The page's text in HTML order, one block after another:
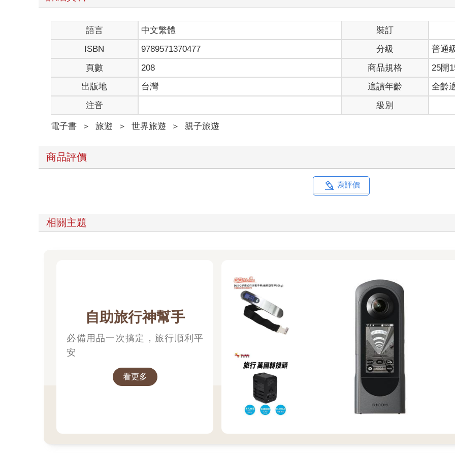
語言 中文繁體
裝訂
ISBN
9789571370477 分級
普通
頁數
208 商品規格
25開
出版地
台灣 適讀年齡
全齡
注音
級別
電子書 ＞ 旅遊 ＞ 世界旅遊 ＞ 親子旅遊
商品評價
寫評價
相關主題
自助旅行神幫手
必備用品一次搞定，旅行順利平
安
看更多